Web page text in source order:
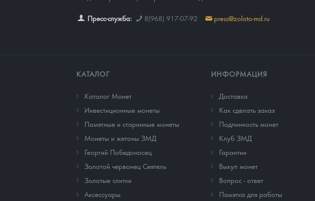
Пресс-служба: 8(968) 917-07-92 press@zoloto-md.ru
КАТАЛОГ
Каталог Монет
Инвестиционные монеты
Памятные и старинные монеты
Монеты и жетоны ЗМД
Георгий Победоносец
Золотой червонец Сеятель
Золотые слитки
Аксессуары
ИНФОРМАЦИЯ
Доставка
Как сделать заказ
Подлинность монет
Клуб ЗМД
Гарантии
Выкуп монет
Вопрос - ответ
Памятка для работы